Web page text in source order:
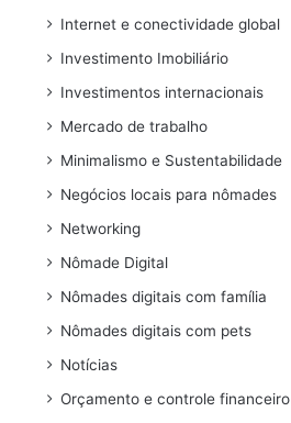
Internet e conectividade global
Investimento Imobiliário
Investimentos internacionais
Mercado de trabalho
Minimalismo e Sustentabilidade
Negócios locais para nômades
Networking
Nômade Digital
Nômades digitais com família
Nômades digitais com pets
Notícias
Orçamento e controle financeiro